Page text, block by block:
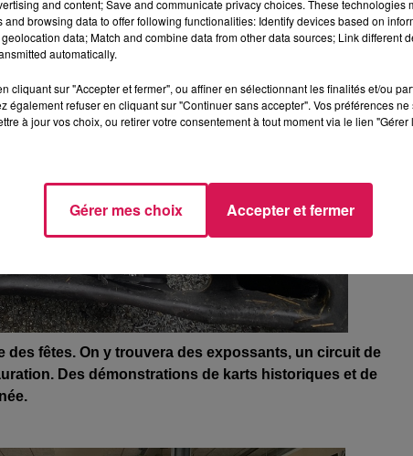
des fêtes. On y trouvera des expossants, un circuit de
Des démonstrations de karts historiques et de
and content; Save and communicate privacy choices. These technologies
and browsing data to offer following functionalities: Identify devices based on
data; Match and combine data from other data sources; Link different
automatically.
cliquant sur "Accepter et fermer", ou affiner en sélectionnant les finalités et/ou
également refuser en cliquant sur "Continuer sans accepter". Vos préférences
à jour vos choix, ou retirer votre consentement à tout moment via le lien
Gérer mes choix Accepter et fermer